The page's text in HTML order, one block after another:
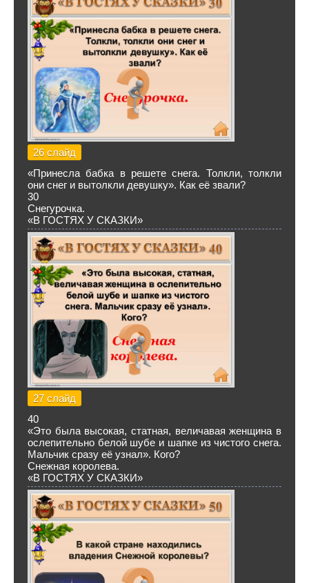
26 слайд
«Принесла бабка в решете снега. Толкли, толкли
они снег и вытолкли девушку». Как её звали?
30
Снегурочка.
«В ГОСТЯХ У СКАЗКИ»
27 слайд
40
«Это была высокая, статная, величавая женщина в
ослепительно белой шубе и шапке из чистого снега.
Мальчик сразу её узнал». Кого?
Снежная королева.
«В ГОСТЯХ У СКАЗКИ»